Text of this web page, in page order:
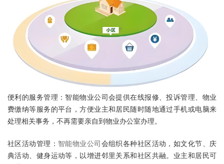
便利的服务管理：智能物业公司会提供在线报修、投诉管理、物业
费缴纳等服务的平台，方便业主和居民随时随地通过手机或电脑来
处理相关事务，不再需要亲自到物业办公室办理。
社区活动管理： 智能物业公司 会组织各种社区活动，如文化节、庆
典活动、健身运动等，以增进邻里关系和社区共融。业主和居民可